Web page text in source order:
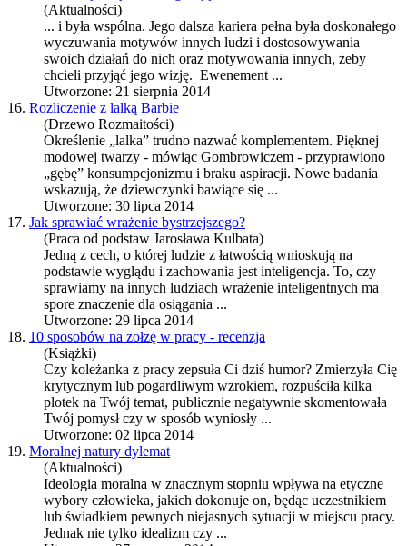
(Aktualności)
... i była wspólna. Jego dalsza kariera pełna była doskonałego
wyczuwania motywów innych ludzi i dostosowywania
swoich działań do nich oraz motywowania innych, żeby
chcieli przyjąć jego wizję. Ewenement ...
Utworzone: 21 sierpnia 2014
16. Rozliczenie z lalką Barbie
(Drzewo Rozmaitości)
Określenie „lalka” trudno nazwać komplementem. Pięknej
modowej twarzy - mówiąc Gombrowiczem - przyprawiono
„gębę” konsumpcjonizmu i braku aspiracji. Nowe badania
wskazują, że dziewczynki bawiące się ...
Utworzone: 30 lipca 2014
17. Jak sprawiać wrażenie bystrzejszego?
(Praca od podstaw Jarosława Kulbata)
Jedną z cech, o której ludzie z łatwością wnioskują na
podstawie wyglądu i zachowania jest inteligencja. To, czy
sprawiamy na innych ludziach wrażenie inteligentnych ma
spore znaczenie dla osiągania ...
Utworzone: 29 lipca 2014
18. 10 sposobów na zołzę w pracy - recenzja
(Książki)
Czy koleżanka z pracy zepsuła Ci dziś humor? Zmierzyła Cię
krytycznym lub pogardliwym wzrokiem, rozpuściła kilka
plotek na Twój temat, publicznie negatywnie skomentowała
Twój pomysł czy w sposób wyniosły ...
Utworzone: 02 lipca 2014
19. Moralnej natury dylemat
(Aktualności)
Ideologia moralna w znacznym stopniu wpływa na etyczne
wybory człowieka, jakich dokonuje on, będąc uczestnikiem
lub świadkiem pewnych niejasnych sytuacji w miejscu pracy.
Jednak nie tylko idealizm czy ...